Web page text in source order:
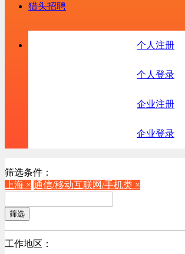
猎头招聘
个人注册
个人登录
企业注册
企业登录
筛选条件：
上海 × 通信/移动互联网/手机类 ×
筛选
工作地区：